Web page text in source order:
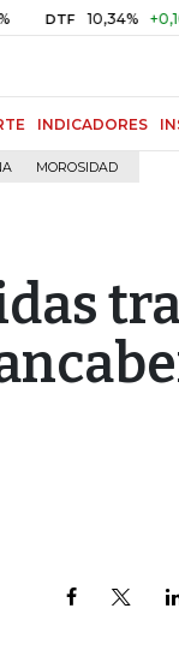
10,34% +0,10%
INDICADORES
MOROSIDAD